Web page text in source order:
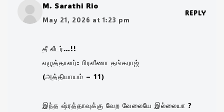
M. Sarathi Rio
May 21, 2026 at 1:23 pm
REPLY
தீ லீடர்…!!
எழுத்தாளர்: பிரவீணா தங்கராஜ்
(அத்தியாயம் – 11)
இந்த ஷ்ரத்தாவுக்கு வேற வேலையே இல்லையா ?